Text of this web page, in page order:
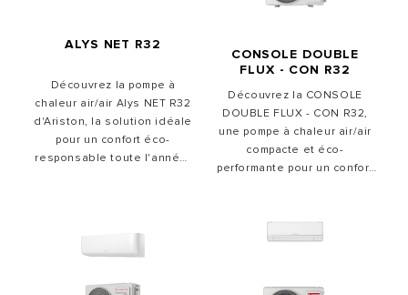
ALYS NET R32
Découvrez la pompe à
chaleur air/air Alys NET R32
d'Ariston, la solution idéale
pour un confort éco-
responsable toute l'année.
d'énergie. Facile à installer
et adaptée à toutes les
la climatisation en été et un
CONSOLE DOUBLE
FLUX - CON R32
Découvrez la CONSOLE
DOUBLE FLUX - CON R32,
une pompe à chaleur air/air
compacte et éco-
performante pour un confort
en refroidissement et A+ en
chauffage, elle assure